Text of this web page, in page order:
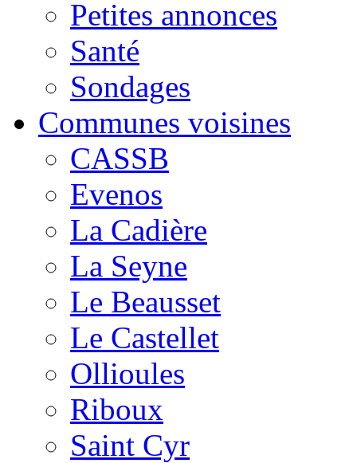
Petites annonces
Santé
Sondages
Communes voisines
CASSB
Evenos
La Cadière
La Seyne
Le Beausset
Le Castellet
Ollioules
Riboux
Saint Cyr